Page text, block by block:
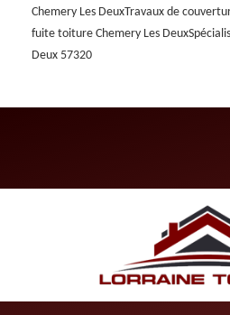
Chemery Les DeuxTravaux de
fuite toiture Chemery Les Deux
Deux 57320